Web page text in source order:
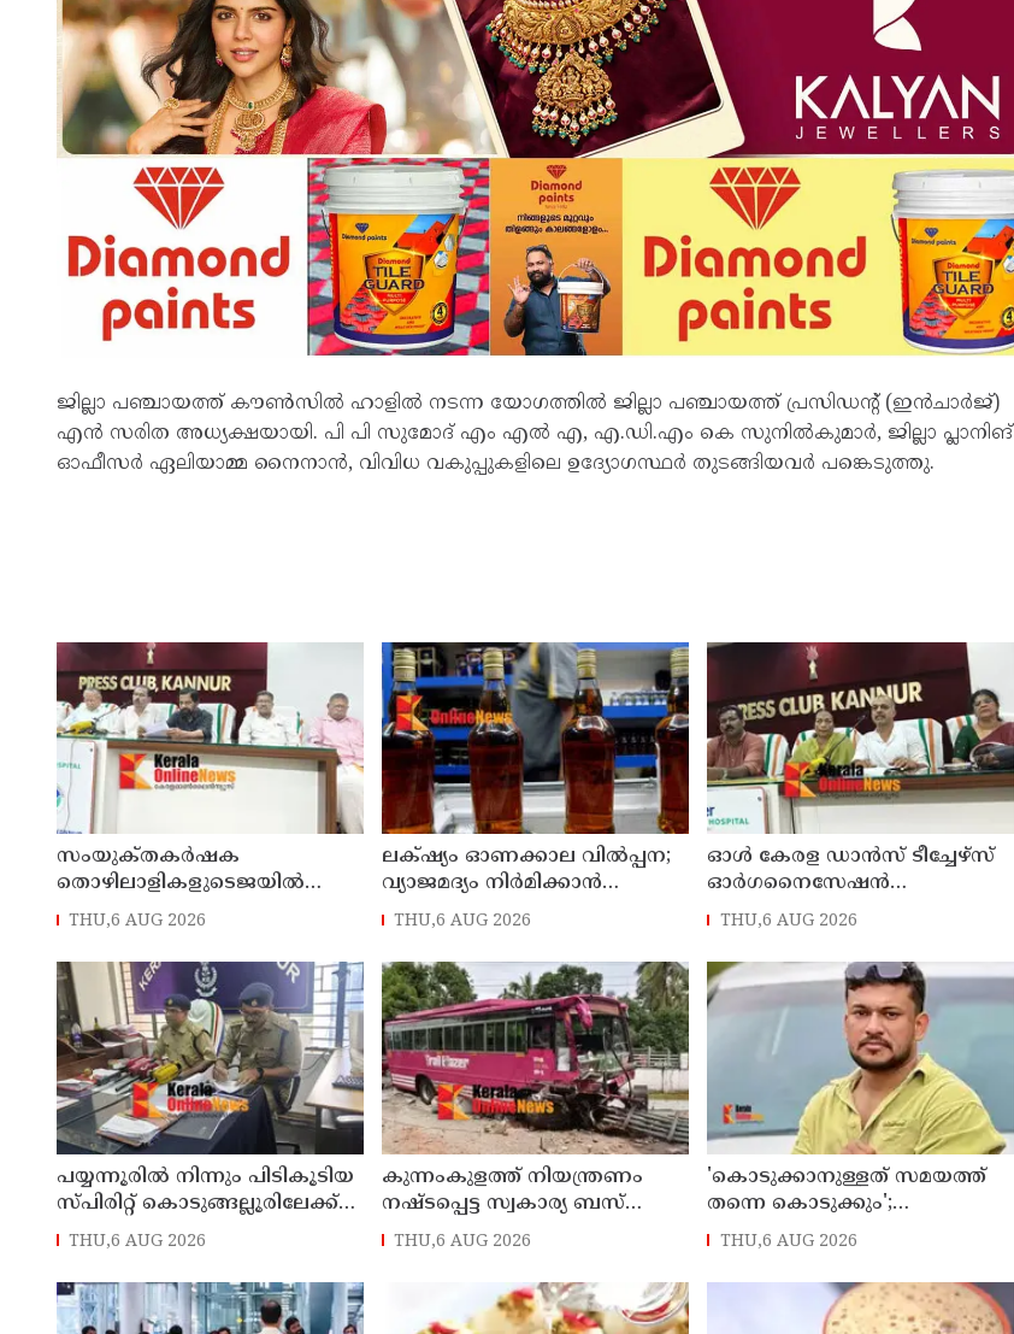
ജില്ലാ പഞ്ചായത്ത് കൗൺസിൽ ഹാളിൽ നടന്ന യോഗത്തിൽ ജില്ലാ പഞ്ചായത്ത് പ്രസിഡന്റ് (ഇൻചാർജ്)
എൻ സരിത അധ്യക്ഷയായി. പി പി സുമോദ് എം എൽ എ, എ.ഡി.എം കെ സുനിൽകുമാർ, ജില്ലാ പ്ലാനിങ്
ഓഫീസർ ഏലിയാമ്മ നൈനാൻ, വിവിധ വകുപ്പുകളിലെ ഉദ്യോഗസ്ഥർ തുടങ്ങിയവർ പങ്കെടുത്തു.
സംയുക്‌തകർഷക
തൊഴിലാളികളുടെജയിൽ
നിറക്കൽ സമരം ഓഗസ്ത് 10 ന്
THU,6 AUG 2026
ലക്‌ഷ്യം ഓണക്കാല വിൽപ്പന;
വ്യാജമദ്യം നിർമിക്കാൻ
എത്തിച്ച 1,350 ലിറ്റർ സ്പിരിറ്റ്
THU,6 AUG 2026
ഓൾ കേരള ഡാൻസ് ടീച്ചേഴ്സ്
ഓർഗനൈസേഷൻ
നൃത്തോത്സവ് - 2026 എട്ടിന്
THU,6 AUG 2026
പയ്യന്നൂരിൽ നിന്നും പിടികൂടിയ
സ്പിരിറ്റ് കൊടുങ്ങല്ലൂരിലേക്ക്
എത്തിക്കാൻ പദ്ധതിയിട്ടുവെന്ന്
എക്സൈസ് ഡെപ്യൂട്ടി
കമ്മിഷണർ
THU,6 AUG 2026
കുന്നംകുളത്ത് നിയന്ത്രണം
നഷ്ടപ്പെട്ട സ്വകാര്യ ബസ്
മറിഞ്ഞ സംഭവം; മരണം
രണ്ടായി, എട്ടുപേർക്ക് പരിക്ക്
THU,6 AUG 2026
'കൊടുക്കാനുള്ളത് സമയത്ത്
തന്നെ കൊടുക്കും';
പൊലീസിനെതിരെ ഭീഷണി;
അർജുൻ ആയങ്കിക്കെതിരെ
കേസെടുത്തു
THU,6 AUG 2026